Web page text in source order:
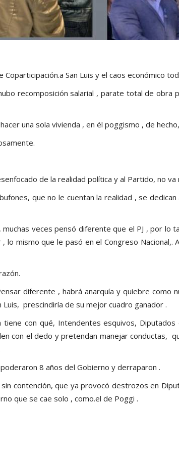
San Luis y el caos económico
recomposición salarial , parate total de obra
una sola vivienda , en él poggismo , de
de la realidad política y al Partido, no va
que no le cuentan la realidad , se
veces pensó diferente que el PJ , por lo
lo mismo que le pasó en el Congreso Nacional,.
diferente , habrá anarquía y quiebre como
Luis, prescindiría de su mejor cuadro ganador .
con qué, Intendentes esquivos, Diputados
con el dedo y pretendan manejar conductas,
8 años del Gobierno y derraparon .
sin contención, que ya provocó destrozos en
que se cae solo , como.el de Poggi .